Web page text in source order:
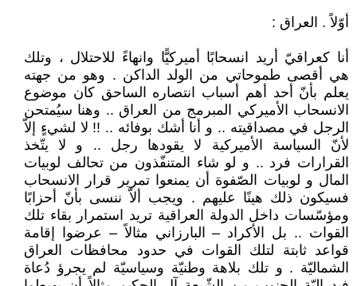
أوّلاً . العراق :
أنا كعراقيّ أريد انسحابًا أميركيًّا وانهاءً للاحتلال ، وتلك
هي أقصى طموحاتي من الولد الداكن . وهو من جهته
يعلم بأنّ أحد أهم أسباب انتصاره الساحق كان موضوع
الانسحاب الأميركي المبرمج من العراق .. وهنا سيُمتحن
الرجل في مصداقيته .. و أنا أشك بوفائه .. !! لا لشيءٍ إلاّ
لأنّ السياسة الأميركية لا يقودها رجل .. و لا يتّخذ
القرارات فرد .. و لو شاء المتنفّذون من تحالف لوبيات
المال و لوبيات الصّفوة أن يمنعوا تمرير قرار الانسحاب
فسيكون ذلك هينًا عليهم . ويجب ألاّ ننسى بأنّ أحزابًا
ومؤسّسات داخل الدولة العراقية تريد استمرار بقاء تلك
القوات .. بل الأكراد – البارزاني مثالاً – عرضوا إقامة
قواعد ثابتة لتلك القوات في حدود محافظات العراق
الشماليّة . و تلك بلاهة وطنيّة وسياسيّة لم يجرؤ دُعاة